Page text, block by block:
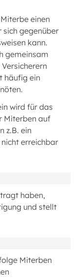
einen
sich gegenüber
kann.
gemeinsam
häufig ein
wird für das
Miterben auf
z.B. ein
erreichbar
haben,
und stellt
Miterben